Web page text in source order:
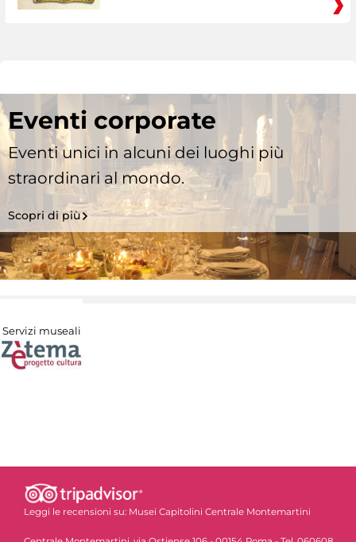
Eventi corporate
Eventi unici in alcuni dei luoghi più
straordinari al mondo.
Scopri di più
Servizi museali
Leggi le recensioni su: Musei Capitolini Centrale Montemartini